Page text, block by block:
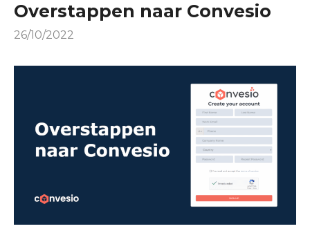
Overstappen naar Convesio
26/10/2022